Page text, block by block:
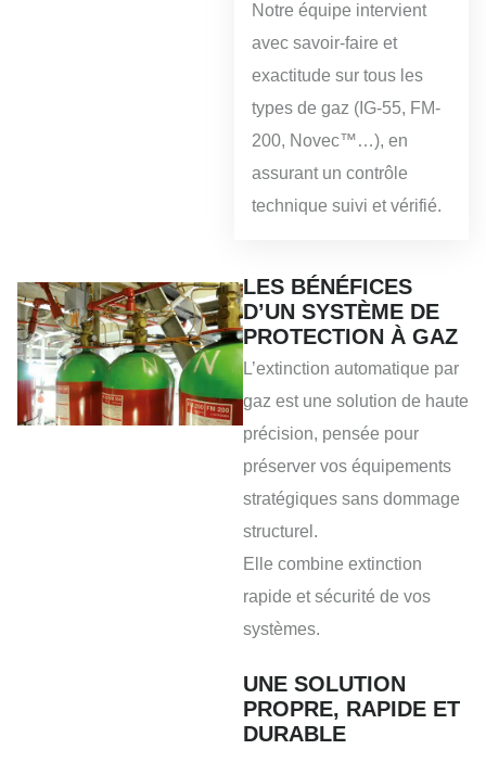
Notre équipe intervient
avec savoir-faire et
exactitude sur tous les
types de gaz (IG-55, FM-
200, Novec™…), en
assurant un contrôle
technique suivi et vérifié.
LES BÉNÉFICES
D’UN SYSTÈME DE
PROTECTION À GAZ
L’extinction automatique par
gaz est une solution de haute
précision, pensée pour
préserver vos équipements
stratégiques sans dommage
structurel.
Elle combine extinction
rapide et sécurité de vos
systèmes.
UNE SOLUTION
PROPRE, RAPIDE ET
DURABLE